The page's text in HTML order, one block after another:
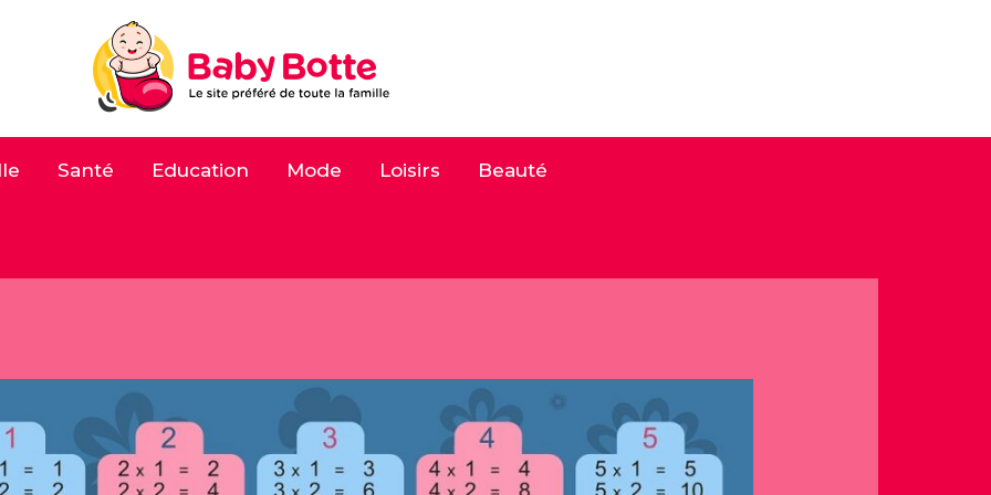
Santé Education Mode Loisirs Beauté